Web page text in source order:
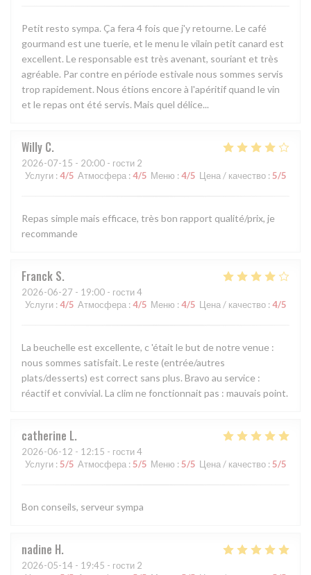
Petit resto sympa. Ça fera 4 fois que j'y retourne. Le café
gourmand est une tuerie, et le menu le vilain petit canard est
excellent. Le responsable est très avenant, souriant et très
agréable. Par contre en période estivale nous sommes servis
trop rapidement. Nous étions encore à l'apéritif quand le vin
et le repas ont été servis. Mais quel délice...
Willy C
2026-07-15 - 20:00 - гости 2
Услуги : 4/5 Атмосфера : 4/5 Меню : 4/5 Цена / качество : 5/5
Repas simple mais efficace, très bon rapport qualité/prix, je
recommande
Franck S
2026-06-27 - 19:00 - гости 4
Услуги : 4/5 Атмосфера : 4/5 Меню : 4/5 Цена / качество : 4/5
La beuchelle est excellente, c 'était le but de notre venue :
nous sommes satisfait. Le reste (entrée/autres
plats/desserts) est correct sans plus. Bravo au service :
réactif et convivial. La clim ne fonctionnait pas : mauvais point.
catherine L
2026-06-12 - 12:15 - гости 4
Услуги : 5/5 Атмосфера : 5/5 Меню : 5/5 Цена / качество : 5/5
Bon conseils, serveur sympa
nadine H
2026-05-14 - 19:45 - гости 2